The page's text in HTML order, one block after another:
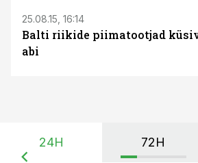
25.08.15, 16:14
Balti riikide piimatootjad
abi
24H 72H